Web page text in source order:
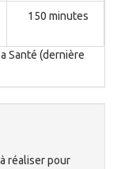
150 minutes
Santé (dernière
réaliser pour